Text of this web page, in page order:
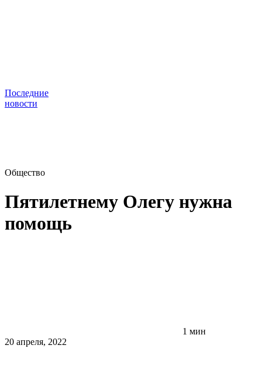
Последние
новости
Общество
Пятилетнему Олегу нужна
помощь
1 мин
20 апреля, 2022